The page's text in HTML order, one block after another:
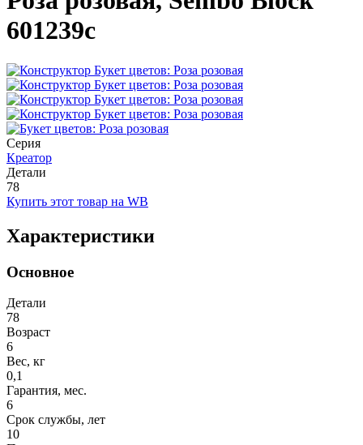
601239c
Серия
Креатор
Детали
78
Купить этот товар на WB
Характеристики
Основное
Детали
78
Возраст
6
Вес, кг
0,1
Гарантия, мес.
6
Срок службы, лет
10